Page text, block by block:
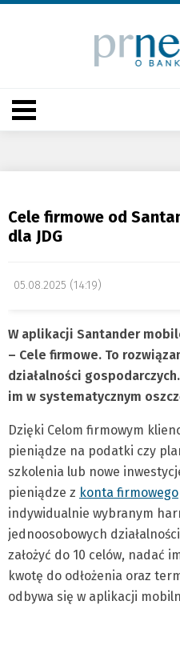
Cele firmowe od
dla JDG
05.08.2025 (14:19)
W aplikacji Santander
– Cele firmowe. To
działalności
im w systematycznym
Dzięki Celom firmowym
pieniądze na podatki czy
szkolenia lub nowe
pieniądze z konta firmowego
indywidualnie wybranym
jednoosobowych
założyć do 10 celów, nadać
kwotę do odłożenia oraz
odbywa się w aplikacji